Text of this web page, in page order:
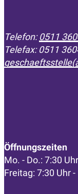
Telefon:0511
Telefax: 0511
Öffnungszeiten
Mo. - Do.: 7:30
Freitag: 7:30 Uhr